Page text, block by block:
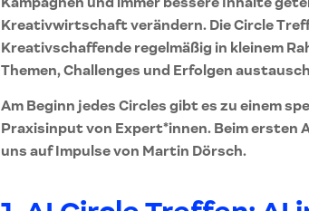
Kreativwirtschaft verändern. Die Circle
Kreativschaffende regelmäßig in kleinem
Themen, Challenges und Erfolgen
Am Beginn jedes Circles gibt es zu einem
Praxisinput von Expert*innen. Beim ersten
uns auf Impulse von Martin Dörsch.